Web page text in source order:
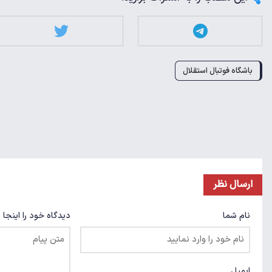
باشگاه فوتبال استقلال
ارسال نظر
نام شما دیدگاه خود را